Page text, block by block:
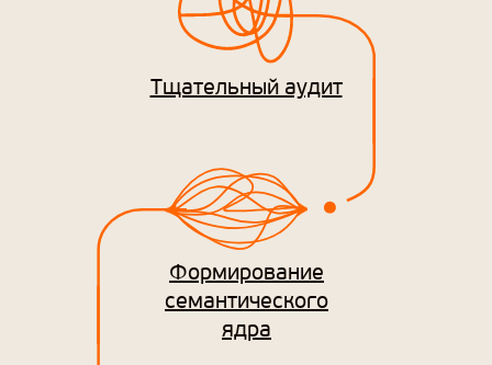
Тщательный аудит
Формирование
семантического
ядра